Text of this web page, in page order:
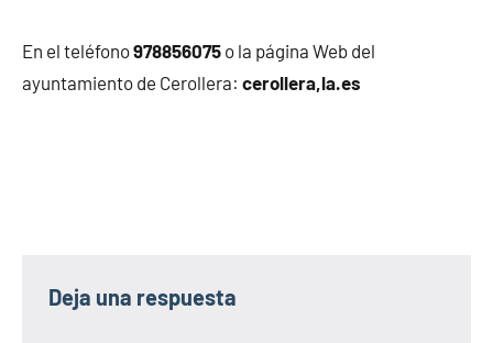
En el teléfono978856075 o la página Web del
ayuntamiento de Cerollera: cerollera,la.es
Deja una respuesta